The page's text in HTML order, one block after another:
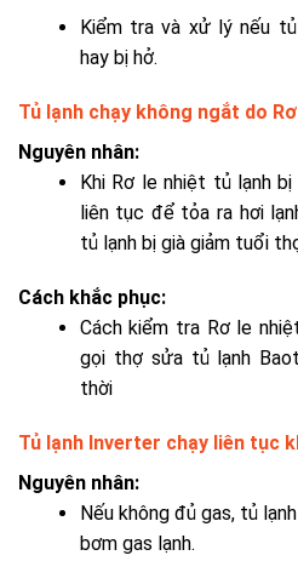
Kiểm tra và xử lý nếu
hay bị hở.
Tủ lạnh chạy không ngắt do
Nguyên nhân:
Khi Rơ le nhiệt tủ lạnhbị
liên tục để tỏa ra hơi
tủ lạnh bị già giảm tuổi
Cách khắc phục:
Cách kiểm tra Rơ le
gọi thợ sửa tủ lạnh
thời
Tủ lạnh Inverter chạy liên tục
Nguyên nhân:
Nếu không đủ gas, tủ
bơm gas lạnh.